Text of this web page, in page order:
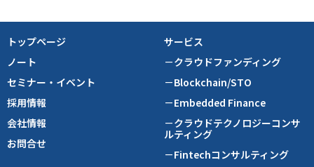
トップページ
ノート
セミナー・イベント
採用情報
会社情報
お問合せ
サービス
－クラウドファンディング
－Blockchain/STO
－Embedded Finance
－クラウドテクノロジーコンサ
ルティング
－Fintechコンサルティング